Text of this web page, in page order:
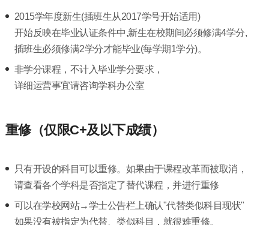
2015学年度新生(插班生从2017学号开始适用)
开始反映在毕业认证条件中,新生在校期间必须修满4学分,
插班生必须修满2学分才能毕业(每学期1学分)。
非学分课程，不计入毕业学分要求，
详细运营事宜请咨询学科办公室
重修（仅限C+及以下成绩）
只有开设的科目可以重修。如果由于课程改革而被取消，
请查看各个学科是否指定了替代课程，并进行重修
可以在学校网站→学士公告栏上确认"代替类似科目现状"
如果没有被指定为代替、类似科目，就很难重修。